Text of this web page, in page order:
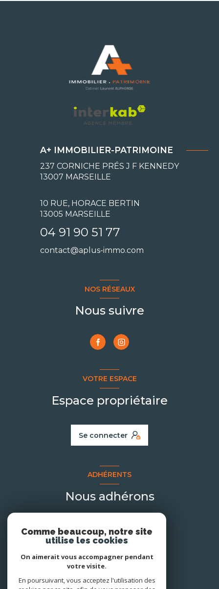
A+ IMMOBILIER-PATRIMOINE
237 CORNICHE PRÉS J F KENNEDY
13007 MARSEILLE
10 RUE, HORACE BERTIN
13005 MARSEILLE
04 91 90 51 77
contact@aplus-immo.com
NOS RÉSEAUX
Nous suivre
VOTRE ESPACE
Espace propriétaire
Se connecter
ADHÉRENTS
Nous adhérons
Comme beaucoup, notre site
utilise les cookies
On aimerait vous accompagner pendant
votre visite.
En poursuivant, vous acceptez l'utilisation des